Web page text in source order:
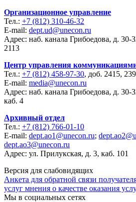
Организационное управление
Тел.: +7 (812) 310-46-32
E-mail: dept.ud@unecon.ru
Адрес: наб. канала Грибоедова, д. 30-
2113
Центр управления
Тел.: +7 (812) 458-97-30, доб. 2415,
E-mail: media@unecon.ru
Адрес: наб. канала Грибоедова, д. 30-
каб. 4
Архивный отдел
Тел.: +7 (812) 766-01-10
E-mail: dept.ao1@unecon.ru;
dept.ao3@unecon.ru
Адрес: ул. Прилукская, д. 3, каб. 101
Версия для слабовидящих
Анкета для обратной связи
услуг мнения о качестве оказания
Мы в социальных сетях